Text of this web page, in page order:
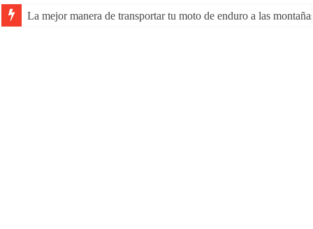
La mejor manera de transportar tu moto de enduro a las